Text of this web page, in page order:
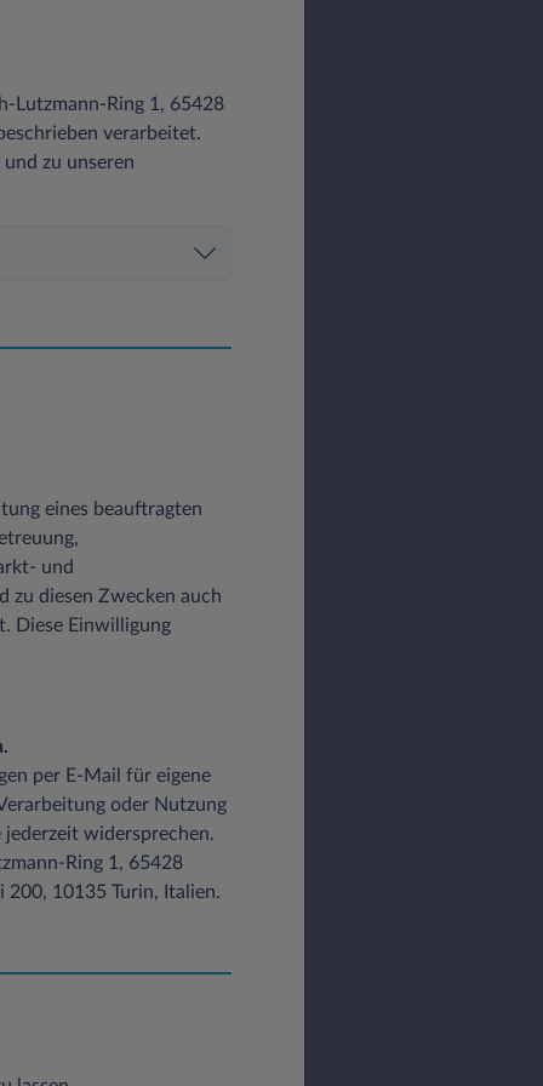
Lutzmann-Ring 1, 65428
verarbeitet.
zu unseren
eines beauftragten
und
zu diesen Zwecken auch
Diese Einwilligung
per E-Mail für eigene
oder Nutzung
widersprechen.
Ring 1, 65428
200, 10135 Turin, Italien.